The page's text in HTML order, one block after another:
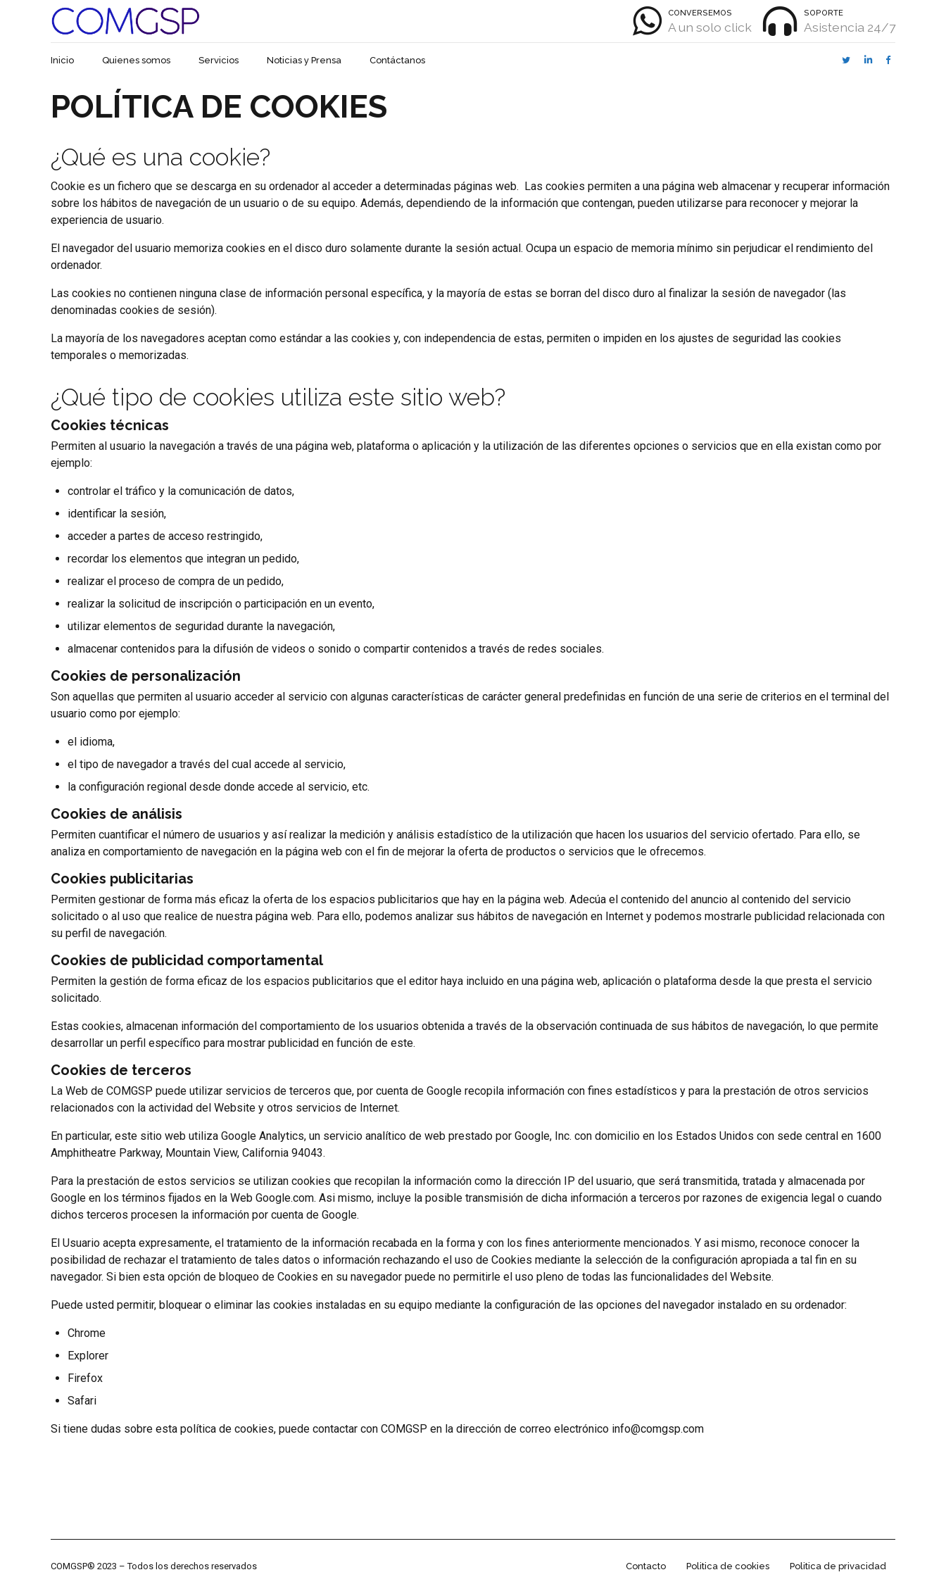
SOPORTE
Asistencia 24/7
CONVERSEMOS
A un solo click
Inicio Quienes somos Servicios Noticias y Prensa Contáctanos
POLÍTICA DE COOKIES
¿Qué es una cookie?
Cookie es un fichero que se descarga en su ordenador al acceder a determinadas páginas web. Las cookies permiten a una página web almacenar y recuperar información
sobre los hábitos de navegación de un usuario o de su equipo. Además, dependiendo de la información que contengan, pueden utilizarse para reconocer y mejorar la
experiencia de usuario.
El navegador del usuario memoriza cookies en el disco duro solamente durante la sesión actual. Ocupa un espacio de memoria mínimo sin perjudicar el rendimiento del
ordenador.
Las cookies no contienen ninguna clase de información personal específica, y la mayoría de estas se borran del disco duro al finalizar la sesión de navegador (las
denominadas cookies de sesión).
La mayoría de los navegadores aceptan como estándar a las cookies y, con independencia de estas, permiten o impiden en los ajustes de seguridad las cookies
temporales o memorizadas.
¿Qué tipo de cookies utiliza este sitio web?
Cookies técnicas
Permiten al usuario la navegación a través de una página web, plataforma o aplicación y la utilización de las diferentes opciones o servicios que en ella existan como por
ejemplo:
controlar el tráfico y la comunicación de datos,
identificar la sesión,
acceder a partes de acceso restringido,
recordar los elementos que integran un pedido,
realizar el proceso de compra de un pedido,
realizar la solicitud de inscripción o participación en un evento,
utilizar elementos de seguridad durante la navegación,
almacenar contenidos para la difusión de videos o sonido o compartir contenidos a través de redes sociales.
Cookies de personalización
Son aquellas que permiten al usuario acceder al servicio con algunas características de carácter general predefinidas en función de una serie de criterios en el terminal del
usuario como por ejemplo:
el idioma,
el tipo de navegador a través del cual accede al servicio,
la configuración regional desde donde accede al servicio, etc.
Cookies de análisis
Permiten cuantificar el número de usuarios y así realizar la medición y análisis estadístico de la utilización que hacen los usuarios del servicio ofertado. Para ello, se
analiza en comportamiento de navegación en la página web con el fin de mejorar la oferta de productos o servicios que le ofrecemos.
Cookies publicitarias
Permiten gestionar de forma más eficaz la oferta de los espacios publicitarios que hay en la página web. Adecúa el contenido del anuncio al contenido del servicio
solicitado o al uso que realice de nuestra página web. Para ello, podemos analizar sus hábitos de navegación en Internet y podemos mostrarle publicidad relacionada con
su perfil de navegación.
Cookies de publicidad comportamental
Permiten la gestión de forma eficaz de los espacios publicitarios que el editor haya incluido en una página web, aplicación o plataforma desde la que presta el servicio
solicitado.
Estas cookies, almacenan información del comportamiento de los usuarios obtenida a través de la observación continuada de sus hábitos de navegación, lo que permite
desarrollar un perfil específico para mostrar publicidad en función de este.
Cookies de terceros
La Web de COMGSP puede utilizar servicios de terceros que, por cuenta de Google recopila información con fines estadísticos y para la prestación de otros servicios
relacionados con la actividad del Website y otros servicios de Internet.
En particular, este sitio web utiliza Google Analytics, un servicio analítico de web prestado por Google, Inc. con domicilio en los Estados Unidos con sede central en 1600
Amphitheatre Parkway, Mountain View, California 94043.
Para la prestación de estos servicios se utilizan cookies que recopilan la información como la dirección IP del usuario, que será transmitida, tratada y almacenada por
Google en los términos fijados en la Web Google.com. Asi mismo, incluye la posible transmisión de dicha información a terceros por razones de exigencia legal o cuando
dichos terceros procesen la información por cuenta de Google.
El Usuario acepta expresamente, el tratamiento de la información recabada en la forma y con los fines anteriormente mencionados. Y asi mismo, reconoce conocer la
posibilidad de rechazar el tratamiento de tales datos o información rechazando el uso de Cookies mediante la selección de la configuración apropiada a tal fin en su
navegador. Si bien esta opción de bloqueo de Cookies en su navegador puede no permitirle el uso pleno de todas las funcionalidades del Website.
Puede usted permitir, bloquear o eliminar las cookies instaladas en su equipo mediante la configuración de las opciones del navegador instalado en su ordenador:
Chrome
Explorer
Firefox
Safari
Si tiene dudas sobre esta política de cookies, puede contactar con COMGSP en la dirección de correo electrónico info@comgsp.com
COMGSP® 2023 – Todos los derechos reservados Contacto Politica de cookies Politica de privacidad